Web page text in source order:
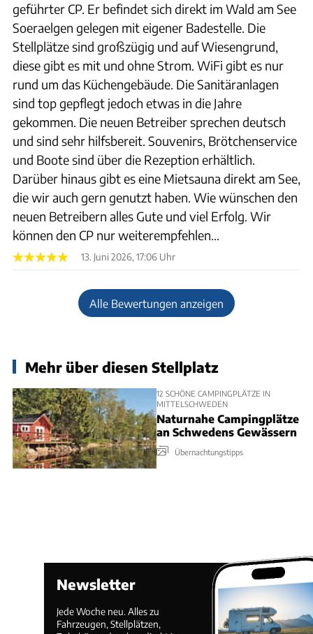
geführter CP. Er befindet sich direkt im Wald am See
Soeraelgen gelegen mit eigener Badestelle. Die
Stellplätze sind großzügig und auf Wiesengrund,
diese gibt es mit und ohne Strom. WiFi gibt es nur
rund um das Küchengebäude. Die Sanitäranlagen
sind top gepflegt jedoch etwas in die Jahre
gekommen. Die neuen Betreiber sprechen deutsch
und sind sehr hilfsbereit. Souvenirs, Brötchenservice
und Boote sind über die Rezeption erhältlich.
Darüber hinaus gibt es eine Mietsauna direkt am See,
die wir auch gern genutzt haben. Wie wünschen den
neuen Betreibern alles Gute und viel Erfolg. Wir
können den CP nur weiterempfehlen...
13. Juni 2026, 17:06 Uhr
Alle Bewertungen anzeigen
Mehr über diesen Stellplatz
12 SCHÖNE CAMPINGPLÄTZE IN
MITTELSCHWEDEN
Naturnahe Campingplätze
an Schwedens Gewässern
Übernachtungstipps
Newsletter
Jede Woche neu. Alles zu
Fahrzeugen, Stellplätzen,